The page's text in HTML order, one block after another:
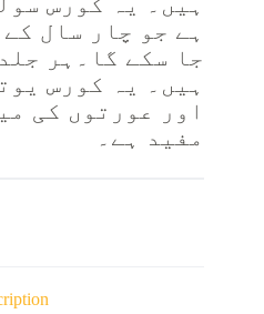
ہے جو چار سال
جا سکے گا۔ہر
ہیں۔ یہ کورس
اور عورتوں کی
مفید ہے۔